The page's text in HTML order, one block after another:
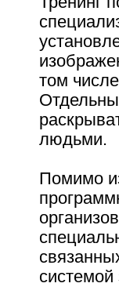
том
людьми.
Помимо